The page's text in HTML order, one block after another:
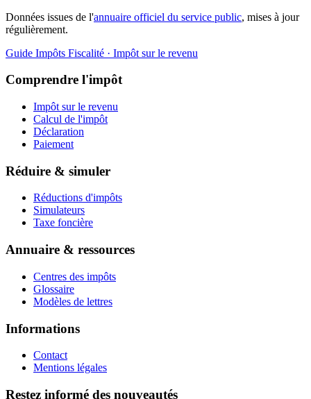
Données issues de l'annuaire officiel du service public, mises à jour
régulièrement.
Guide Impôts Fiscalité · Impôt sur le revenu
Comprendre l'impôt
Impôt sur le revenu
Calcul de l'impôt
Déclaration
Paiement
Réduire & simuler
Réductions d'impôts
Simulateurs
Taxe foncière
Annuaire & ressources
Centres des impôts
Glossaire
Modèles de lettres
Informations
Contact
Mentions légales
Restez informé des nouveautés